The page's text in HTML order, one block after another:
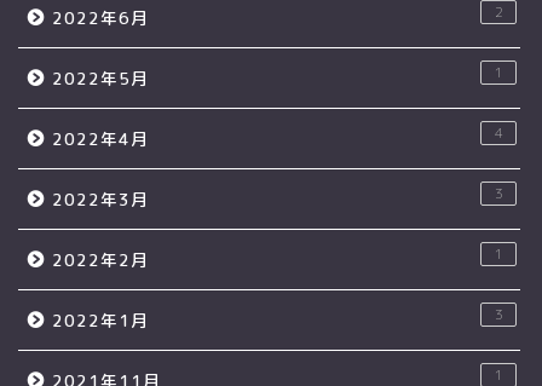
2022年6月 2
2022年5月 1
2022年4月 4
2022年3月 3
2022年2月 1
2022年1月 3
2021年11月 1